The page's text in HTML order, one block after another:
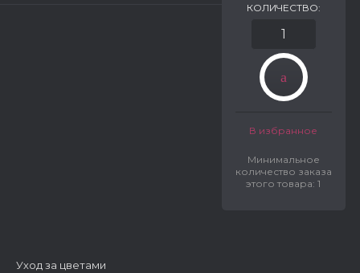
КОЛИЧЕСТВО:
В избранное
Минимальное
количество заказа
этого товара: 1
Уход за цветами